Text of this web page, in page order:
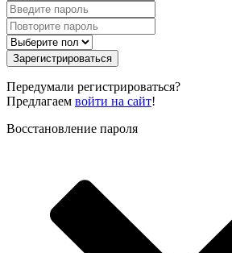
Зарегистрироваться
Передумали регистрироваться?
Предлагаем войти на сайт!
Восстановление пароля